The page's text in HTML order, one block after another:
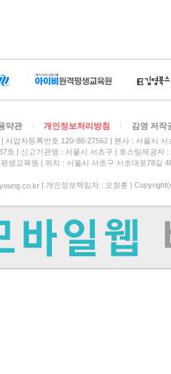
약관 개인정보처리방침 김영 저작
사업자등록번호 120-88-27562
본사 : 서울시
호
신고기관명 : 서울시 서초구
호스팅제공자
생교육원 | 위치 : 서울시 서초구 서초대로78길
| 개인정보책임자 : 오창훈 |